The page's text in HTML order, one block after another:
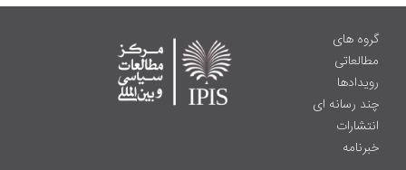
گروه های
مطالعاتی
رویدادها
چند رسانه ای
انتشارات
خبرنامه